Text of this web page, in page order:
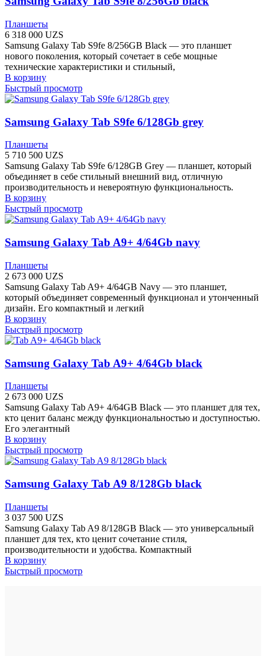
Планшеты
6 318 000 UZS
Samsung Galaxy Tab S9fe 8/256GB Black — это планшет
нового поколения, который сочетает в себе мощные
технические характеристики и стильный,
В корзину
Быстрый просмотр
Samsung Galaxy Tab S9fe 6/128Gb grey
Планшеты
5 710 500 UZS
Samsung Galaxy Tab S9fe 6/128GB Grey — планшет, который
объединяет в себе стильный внешний вид, отличную
производительность и невероятную функциональность.
В корзину
Быстрый просмотр
Samsung Galaxy Tab A9+ 4/64Gb navy
Планшеты
2 673 000 UZS
Samsung Galaxy Tab A9+ 4/64GB Navy — это планшет,
который объединяет современный функционал и утонченный
дизайн. Его компактный и легкий
В корзину
Быстрый просмотр
Samsung Galaxy Tab A9+ 4/64Gb black
Планшеты
2 673 000 UZS
Samsung Galaxy Tab A9+ 4/64GB Black — это планшет для тех,
кто ценит баланс между функциональностью и доступностью.
Его элегантный
В корзину
Быстрый просмотр
Samsung Galaxy Tab A9 8/128Gb black
Планшеты
3 037 500 UZS
Samsung Galaxy Tab A9 8/128GB Black — это универсальный
планшет для тех, кто ценит сочетание стиля,
производительности и удобства. Компактный
В корзину
Быстрый просмотр